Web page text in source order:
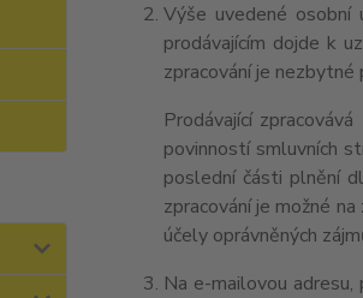
Výše uvedené osobní
prodávajícím dojde k
zpracování je nezbytné
Prodávající
povinností smluvních
poslední části plnění
zpracování je možné
účely oprávněných
Na e-mailovou